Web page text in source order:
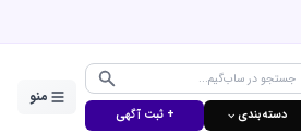
دسته‌بندی ⌵ + ثبت آگهی
منو